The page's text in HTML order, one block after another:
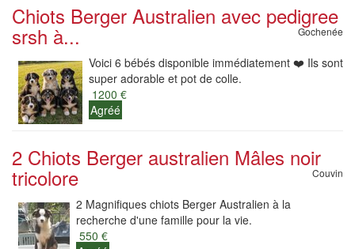
Chiots Berger Australien avec pedigree
srsh à... Gochenée
Voici 6 bébés disponible immédiatement ❤️ Ils sont
super adorable et pot de colle.
1200 €
Agréé
2 Chiots Berger australien Mâles noir
tricolore Couvin
2 Magnifiques chiots Berger Australien à la
recherche d'une famille pour la vie.
550 €